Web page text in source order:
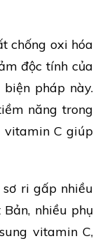
chống oxi hóa
độc tính của
pháp này.
năng trong
vitamin C giúp
ri gấp nhiều
nhiều phụ
vitamin C,